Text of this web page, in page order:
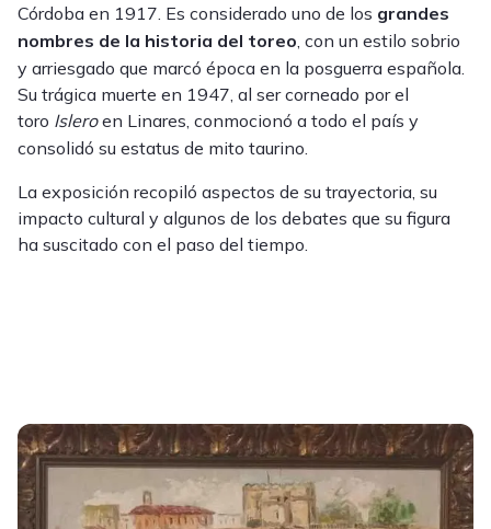
Córdoba en 1917. Es considerado uno de los grandes
nombres de la historia del toreo , con un estilo sobrio
y arriesgado que marcó época en la posguerra española.
Su trágica muerte en 1947, al ser corneado por el
toro Isleroen Linares, conmocionó a todo el país y
consolidó su estatus de mito taurino.
La exposición recopiló aspectos de su trayectoria, su
impacto cultural y algunos de los debates que su figura
ha suscitado con el paso del tiempo.